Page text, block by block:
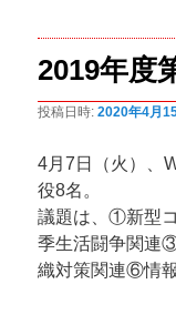
ビ
ゲ
シ
ン
2019年度
投稿日時:2020年4月
4月7日（火）、
役8名。
議題は、①新型
季生活闘争関連
織対策関連⑥情